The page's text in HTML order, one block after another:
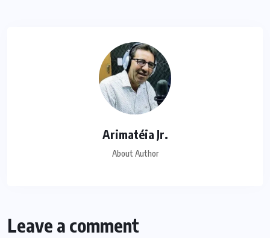
Arimatéia Jr.
About Author
Leave a comment